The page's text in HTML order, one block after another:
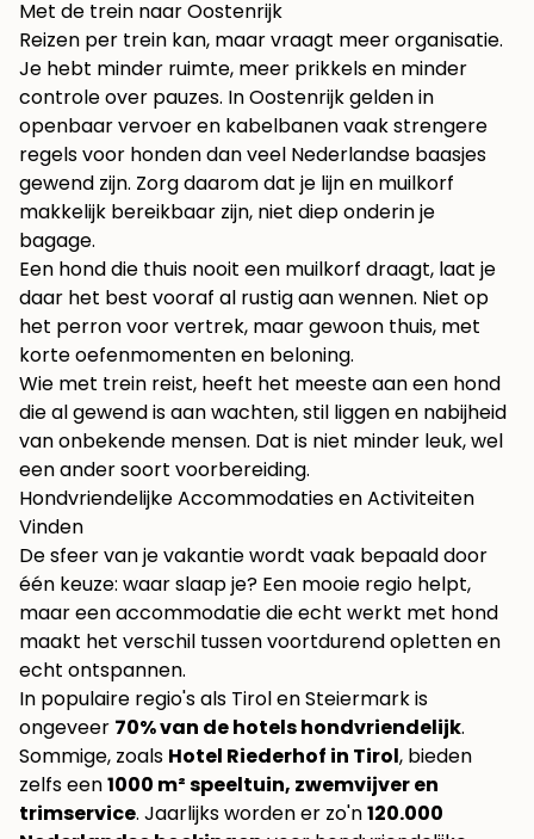
Met de trein naar Oostenrijk
Reizen per trein kan, maar vraagt meer organisatie.
Je hebt minder ruimte, meer prikkels en minder
controle over pauzes. In Oostenrijk gelden in
openbaar vervoer en kabelbanen vaak strengere
regels voor honden dan veel Nederlandse baasjes
gewend zijn. Zorg daarom dat je lijn en muilkorf
makkelijk bereikbaar zijn, niet diep onderin je
bagage.
Een hond die thuis nooit een muilkorf draagt, laat je
daar het best vooraf al rustig aan wennen. Niet op
het perron voor vertrek, maar gewoon thuis, met
korte oefenmomenten en beloning.
Wie met trein reist, heeft het meeste aan een hond
die al gewend is aan wachten, stil liggen en nabijheid
van onbekende mensen. Dat is niet minder leuk, wel
een ander soort voorbereiding.
Hondvriendelijke Accommodaties en Activiteiten
Vinden
De sfeer van je vakantie wordt vaak bepaald door
één keuze: waar slaap je? Een mooie regio helpt,
maar een accommodatie die echt werkt met hond
maakt het verschil tussen voortdurend opletten en
echt ontspannen.
In populaire regio's als Tirol en Steiermark is
ongeveer 70% van de hotels hondvriendelijk.
Sommige, zoals Hotel Riederhof in Tirol, bieden
zelfs een1000 m² speeltuin, zwemvijver en
trimservice. Jaarlijks worden er zo'n120.000